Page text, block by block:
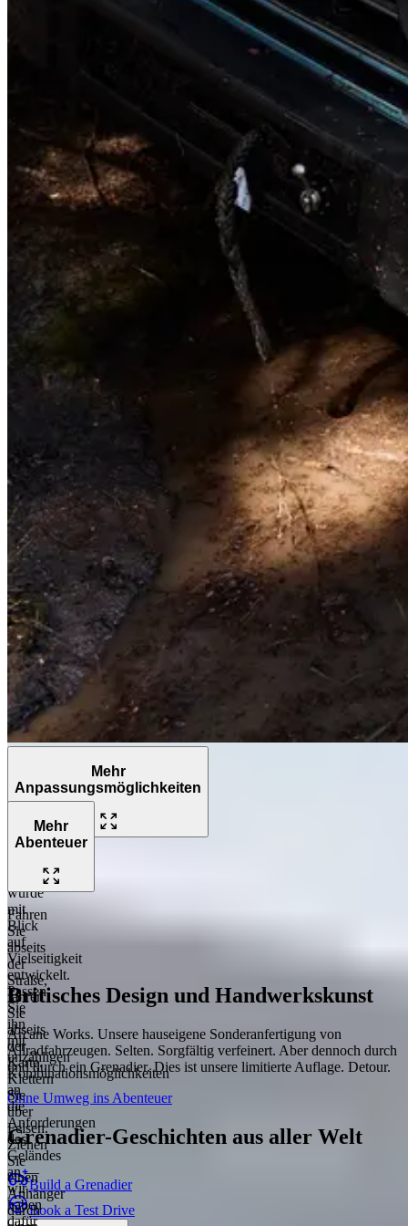
Mehr
Anpassungsmöglichkeiten
Grenadier
wurde
mit
Blick
auf
Vielseitigkeit
entwickelt.
Passen
Sie
ihn
mit
unzähligen
Kombinationsmöglichkeiten
an
die
Anforderungen
des
Geländes
an —
wir
haben
dafür
Mehr
Abenteuer
Fahren
Sie
abseits
der
Straße,
fahren
Sie
abseits
der
Karte.
Klettern
Sie
über
Felsen.
Ziehen
Sie
einen
Anhänger
durch
Britisches Design und Handwerkskunst
Arcane Works. Unsere hauseigene Sonderanfertigung von
Allradfahrzeugen. Selten. Sorgfältig verfeinert. Aber dennoch durch
und durch ein Grenadier. Dies ist unsere limitierte Auflage. Detour.
Ohne Umweg ins Abenteuer
Grenadier-Geschichten aus aller Welt
Build a Grenadier
Book a Test Drive